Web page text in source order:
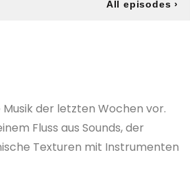
der letzten Wochen vor.
Fluss aus Sounds, der
Texturen mit Instrumenten